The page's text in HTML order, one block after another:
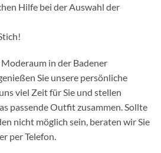
Hilfe bei der Auswahl der
in der Badener
Sie unsere persönliche
viel Zeit für Sie und stellen
passende Outfit zusammen. Sollte
nicht möglich sein, beraten wir Sie
per Telefon.